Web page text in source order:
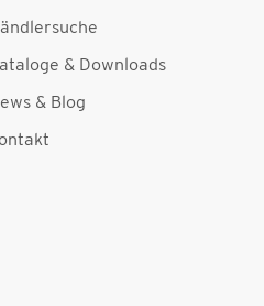
& Downloads
& Blog